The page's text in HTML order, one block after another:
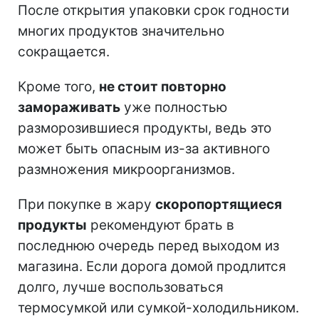
После открытия упаковки срок годности
многих продуктов значительно
сокращается.
Кроме того, не стоит повторно
замораживать уже полностью
разморозившиеся продукты, ведь это
может быть опасным из-за активного
размножения микроорганизмов.
При покупке в жару скоропортящиеся
продукты рекомендуют брать в
последнюю очередь перед выходом из
магазина. Если дорога домой продлится
долго, лучше воспользоваться
термосумкой или сумкой-холодильником.